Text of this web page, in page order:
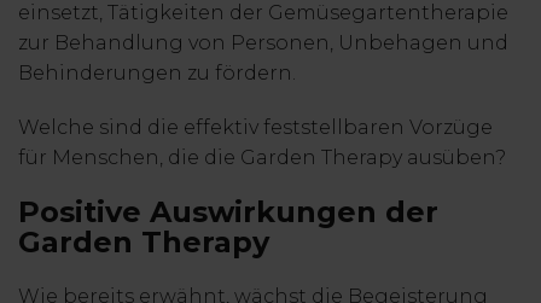
einsetzt, Tätigkeiten der Gemüsegartentherapie
zur Behandlung von Personen, Unbehagen und
Behinderungen zu fördern.
Welche sind die effektiv feststellbaren Vorzüge
für Menschen, die die Garden Therapy ausüben?
Positive Auswirkungen der
Garden Therapy
Wie bereits erwähnt, wächst die Begeisterung